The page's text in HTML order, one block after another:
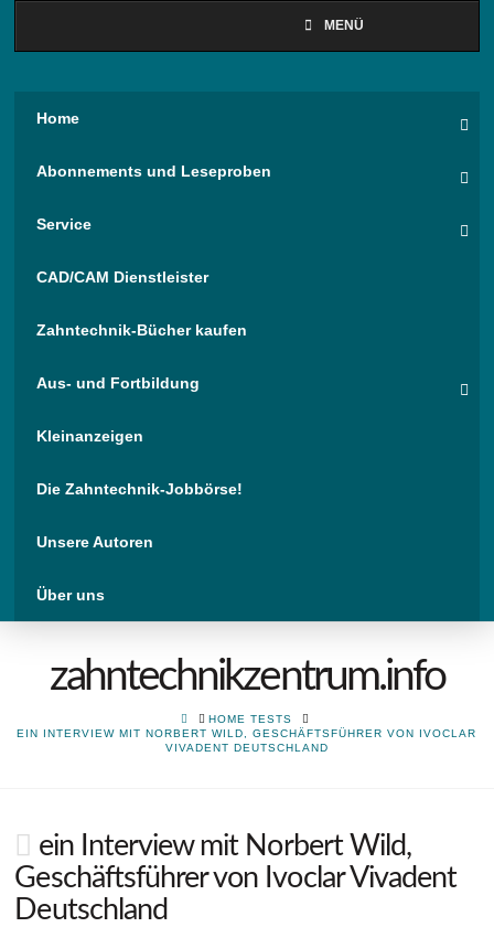
MENÜ
Home
Abonnements und Leseproben
Service
CAD/CAM Dienstleister
Zahntechnik-Bücher kaufen
Aus- und Fortbildung
Kleinanzeigen
Die Zahntechnik-Jobbörse!
Unsere Autoren
Über uns
zahntechnikzentrum.info
HOMEHOME TESTS
EIN INTERVIEW MIT NORBERT WILD, GESCHÄFTSFÜHRER VON IVOCLAR
VIVADENT DEUTSCHLAND
ein Interview mit Norbert Wild,
Geschäftsführer von Ivoclar Vivadent
Deutschland